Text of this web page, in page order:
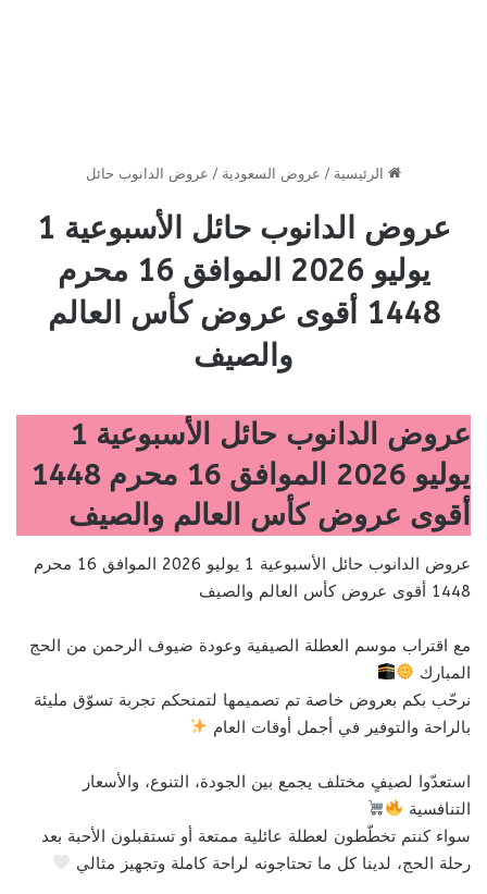
الرئيسية / عروض السعودية / عروض الدانوب حائل
عروض الدانوب حائل الأسبوعية 1
يوليو 2026 الموافق 16 محرم
1448 أقوى عروض كأس العالم
والصيف
عروض الدانوب حائل الأسبوعية 1
يوليو 2026 الموافق 16 محرم 1448
أقوى عروض كأس العالم والصيف
عروض الدانوب حائل الأسبوعية 1 يوليو 2026 الموافق 16 محرم
1448 أقوى عروض كأس العالم والصيف
مع اقتراب موسم العطلة الصيفية وعودة ضيوف الرحمن من الحج
المبارك
نرحّب بكم بعروض خاصة تم تصميمها لتمنحكم تجربة تسوّق مليئة
بالراحة والتوفير في أجمل أوقات العام
استعدّوا لصيفٍ مختلف يجمع بين الجودة، التنوع، والأسعار
التنافسية
سواء كنتم تخطّطون لعطلة عائلية ممتعة أو تستقبلون الأحبة بعد
رحلة الحج، لدينا كل ما تحتاجونه لراحة كاملة وتجهيز مثالي